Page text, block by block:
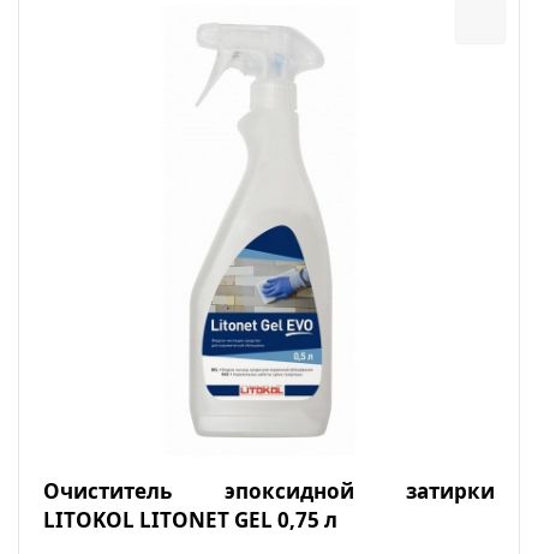
Очиститель эпоксидной затирки
LITOKOL LITONET GEL 0,75 л